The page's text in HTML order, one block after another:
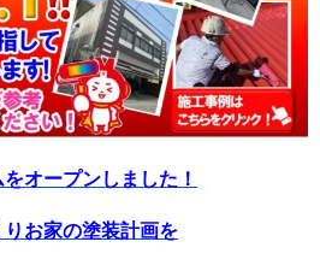
オープンしました！
お家の塗装計画を